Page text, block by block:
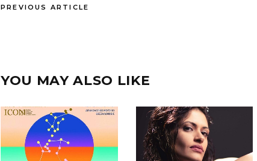
PREVIOUS ARTICLE
YOU MAY ALSO LIKE